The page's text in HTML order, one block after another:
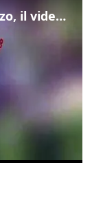
Frana lambisce le case di Auronzo, il video dall'elicottero dei vigili del fuoco